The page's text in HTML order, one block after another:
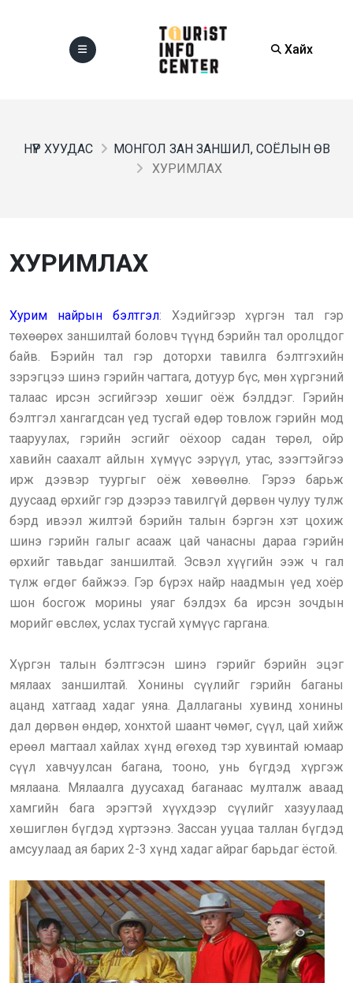
Хайх
НҮҮР ХУУДАС
МОНГОЛ ЗАН ЗАНШИЛ, СОЁЛЫН ӨВ
ХУРИМЛАХ
ХУРИМЛАХ
Хурим найрын бэлтгэл: Хэдийгээр хүргэн тал гэр
төхөөрөх заншилтай боловч түүнд бэрийн тал оролцдог
байв. Бэрийн тал гэр доторхи тавилга бэлтгэхийн
зэрэгцээ шинэ гэрийн чагтага, дотуур бүс, мөн хүргэний
талаас ирсэн эсгийгээр хөшиг оёж бэлддэг. Гэрийн
бэлтгэл хангагдсан үед тусгай өдөр товлож гэрийн мод
тааруулах, гэрийн эсгийг оёхоор садан төрөл, ойр
хавийн саахалт айлын хүмүүс ээрүүл, утас, зээгтэйгээ
ирж дээвэр туургыг оёж хөвөөлнө. Гэрээ барьж
дуусаад өрхийг гэр дээрээ тавилгүй дөрвөн чулуу тулж
бэрд ивээл жилтэй бэрийн талын бэргэн хэт цохиж
шинэ гэрийн галыг асааж цай чанасны дараа гэрийн
өрхийг тавьдаг заншилтай. Эсвэл хүүгийн ээж ч гал
түлж өгдөг байжээ. Гэр бүрэх найр наадмын үед хоёр
шон босгож морины уяаг бэлдэх ба ирсэн зочдын
морийг өвслөх, услах тусгай хүмүүс гаргана.
Хүргэн талын бэлтгэсэн шинэ гэрийг бэрийн эцэг
мялаах заншилтай. Хонины сүүлийг гэрийн баганы
ацанд хатгаад хадаг уяна. Даллаганы хувинд хонины
дал дөрвөн өндөр, хонхтой шаант чөмөг, сүүл, цай хийж
ерөөл магтаал хайлах хүнд өгөхөд тэр хувинтай юмаар
сүүл хавчуулсан багана, тооно, унь бүгдэд хүргэж
мялаана. Мялаалга дуусахад баганаас мулталж аваад
хамгийн бага эрэгтэй хүүхдээр сүүлийг хазуулаад
хөшиглөн бүгдэд хүртээнэ. Зассан ууцаа таллан бүгдэд
амсуулаад ая барих 2-3 хүнд хадаг айраг барьдаг ёстой.